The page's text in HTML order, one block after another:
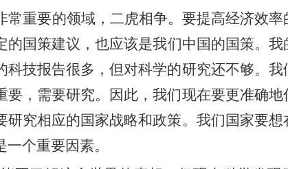
常重要的领域，二虎相争。要提高经济效率
的国策建议，也应该是我们中国的国策。我
科技报告很多，但对科学的研究还不够。我
，需要研究。因此，我们现在要更准确地
究相应的国家战略和政策。我们国家要想
个重要因素。